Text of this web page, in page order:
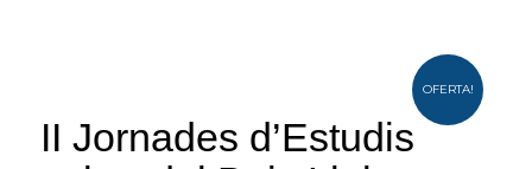
OFERTA!
II Jornades d’Estudis